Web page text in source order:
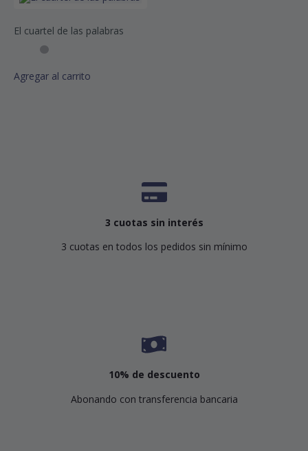
El cuartel de las palabras
Agregar al carrito
3 cuotas sin interés
3 cuotas en todos los pedidos sin mínimo
10% de descuento
Abonando con transferencia bancaria